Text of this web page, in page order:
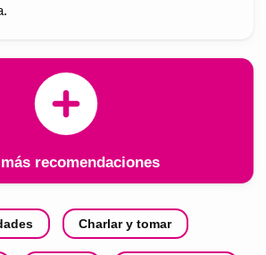
recomendaciones
Charlar y tomar